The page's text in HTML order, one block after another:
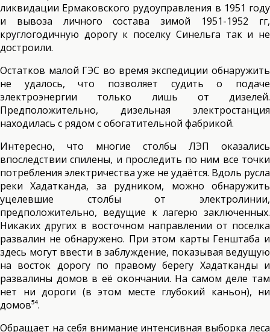
ликвидации Ермаковского рудоуправления в 1951 году
и вывоза личного состава зимой 1951-1952 гг,
круглогодичную дорогу к поселку Синельга так и не
достроили.
Остатков малой ГЭС во время экспедиции обнаружить
не удалось, что позволяет судить о подаче
электроэнергии только лишь от дизелей.
Предположительно, дизельная электростанция
находилась с рядом с обогатительной фабрикой.
Интересно, что многие столбы ЛЭП оказались
впоследствии спилены, и проследить по ним все точки
потребления электричества уже не удаётся. Вдоль русла
реки Хадатканда, за рудником, можно обнаружить
уцелевшие столбы от электролинии,
предположительно, ведущие к лагерю заключенных.
Никаких других в восточном направлении от поселка
развалин не обнаружено. При этом карты Генштаба и
здесь могут ввести в заблуждение, показывая ведущую
на восток дорогу по правому берегу Хадатканды и
развалины домов в её окончании. На самом деле там
нет ни дороги (в этом месте глубокий каньон), ни
домов⁵⁴.
Обращает на себя внимание интенсивная выборка леса